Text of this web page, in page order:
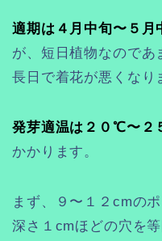
適期は４月中旬〜５月
が、短日植物なのであ
長日で着花が悪くなり
発芽適温は２０℃〜２
かかります。
まず、９〜１２cmの
深さ１cmほどの穴を